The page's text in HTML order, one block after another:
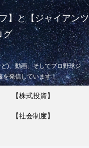
】と【ジャイアンツ
グ
)、動画、そしてプロ野球ジ
を発信しています！
【株式投資】
【社会制度】